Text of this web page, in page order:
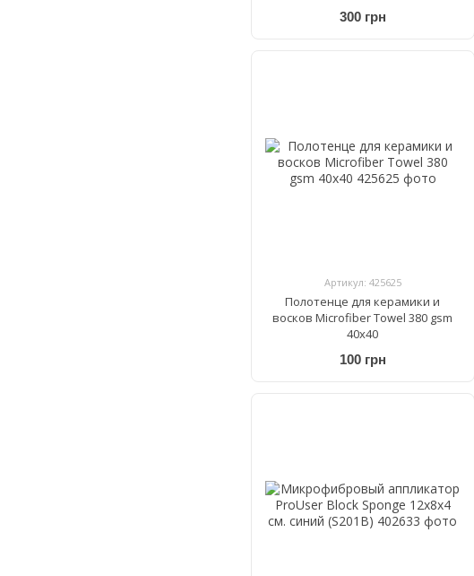
300 грн
Артикул: 425625
Полотенце для керамики и
восков Microfiber Towel 380 gsm
40x40
100 грн